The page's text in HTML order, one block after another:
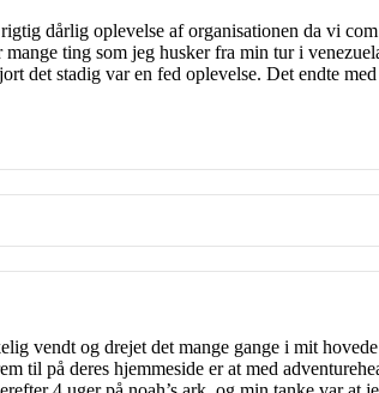
dårlig oplevelse af organisationen da vi
ting som jeg husker fra min tur i
det stadig var en fed oplevelse. Det endte
vendt og drejet det mange gange i mit
til på deres hjemmeside er at med